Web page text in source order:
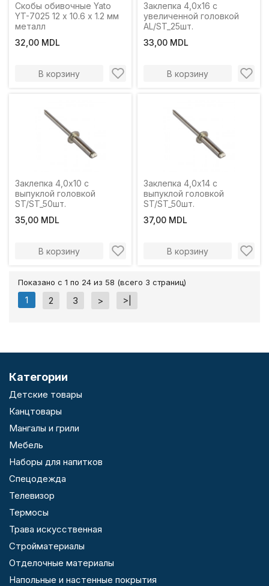
Скобы обивочные Yato
YT-7025 12 x 10.6 x 1.2 мм
металл
32,00 MDL
В корзину
Заклепка 4,0x16 c
увеличенной головкой
AL/ST_25шт.
33,00 MDL
В корзину
Заклепка 4,0x10 с
выпуклой головкой
ST/ST_50шт.
35,00 MDL
В корзину
Заклепка 4,0x14 с
выпуклой головкой
ST/ST_50шт.
37,00 MDL
В корзину
Показано с 1 по 24 из 58 (всего 3 страниц)
1 2 3 > >|
Категории
Детские товары
Канцтовары
Мангалы и грили
Мебель
Наборы для напитков
Спецодежда
Телевизор
Термосы
Трава искусственная
Стройматериалы
Отделочные материалы
Напольные и настенные покрытия